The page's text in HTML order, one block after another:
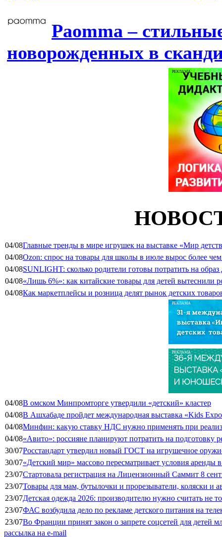
Paomma –
новорожденных в
РЕКЛАМА
04/08Главные тренды в мире игрушек на выставке «Мир
04/08Ozon: спрос на товары для школы в июле вырос более чем
04/08SUNLIGHT: сколько родители готовы потратить на
04/08«Лишь 6%»: как китайские товары для детей вытеснили
04/08Как маркетплейсы и розница делят рынок детских
РЕКЛАМА
РЕКЛАМА
04/08В омском Минпромторге утвердили «детский» кластер
04/08В Ашхабаде пройдет международная выставка «Kids
04/08Минфин: какую ставку НДС нужно применять при
04/08«Авито»: россияне планируют потратить на подготовку
30/07Росстандарт утвердил новый ГОСТ на игрушечное
30/07«Детский мир» массово пересматривает условия аренды
23/07Стартовала регистрация на Лицензионный Саммит 8
23/07Товары для мам, бутылочки и прорезыватели, коляски и
23/07Детская одежда 2026: производителю нужно считать не
23/07ФАС возбудила дело по рекламе детского питания на
23/07Во Франции принят закон о запрете соцсетей для детей
рассылка на e-mail